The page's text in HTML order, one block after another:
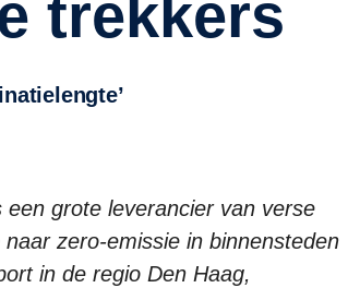
trekkers
grote leverancier van verse
zero-emissie in binnensteden
in de regio Den Haag,